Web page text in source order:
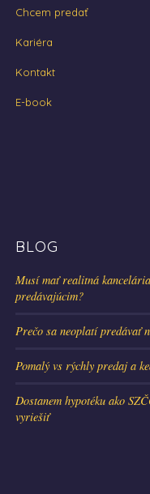
Chcem predať
Kariéra
Kontakt
E-book
BLOG
Musí mať realitná
predávajúcim?
Prečo sa neoplatí predávať
Pomalý vs rýchly predaj a
Dostanem hypotéku ako
vyriešiť